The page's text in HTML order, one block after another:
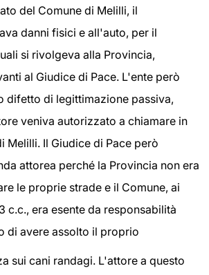
del Comune di Melilli, il
danni fisici e all'auto, per il
si rivolgeva alla Provincia,
al Giudice di Pace. L'ente però
difetto di legittimazione passiva,
veniva autorizzato a chiamare in
Melilli. Il Giudice di Pace però
attorea perché la Provincia non era
le proprie strade e il Comune, ai
c.c., era esente da responsabilità
di avere assolto il proprio
sui cani randagi. L'attore a questo